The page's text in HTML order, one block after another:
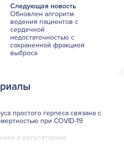
Следующая новость
Обновлен алгоритм
ведения пациентов с
сердечной
недостаточностью с
сохраненной фракцией
выброса
простого герпеса связана с
при COVID-19
и регуляторика